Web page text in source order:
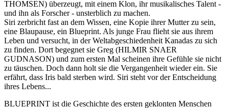
THOMSEN) überzeugt, mit einem Klon, ihr musikalisches Talent -
und ihn als Forscher - unsterblich zu machen.
Siri zerbricht fast an dem Wissen, eine Kopie ihrer Mutter zu sein,
eine Blaupause, ein Blueprint. Als junge Frau flieht sie aus ihrem
Leben und versucht, in der Weltabgeschiedenheit Kanadas zu sich
zu finden. Dort begegnet sie Greg (HILMIR SNAER
GUDNASON) und zum ersten Mal scheinen ihre Gefühle sie nicht
zu täuschen. Doch dann holt sie die Vergangenheit wieder ein. Sie
erfährt, dass Iris bald sterben wird. Siri steht vor der Entscheidung
ihres Lebens...
BLUEPRINT ist die Geschichte des ersten geklonten Menschen